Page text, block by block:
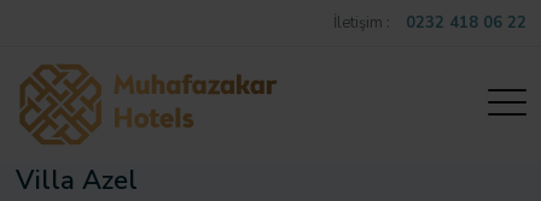
İletişim : 0232 418 06 22
Villa Azel